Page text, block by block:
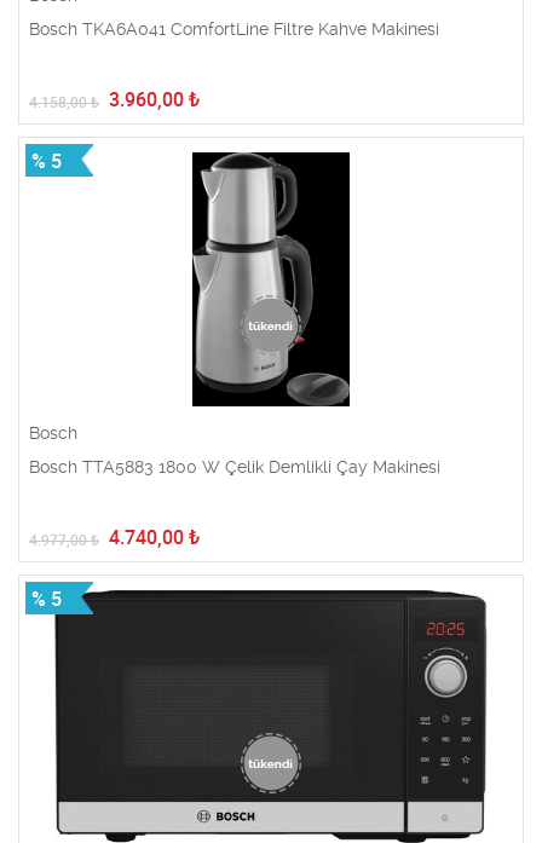
Bosch TKA6A041 ComfortLine Filtre Kahve Makinesi
4.158,00₺ 3.960,00 ₺
% 5
Bosch
Bosch TTA5883 1800 W Çelik Demlikli Çay Makinesi
4.977,00₺ 4.740,00 ₺
% 5